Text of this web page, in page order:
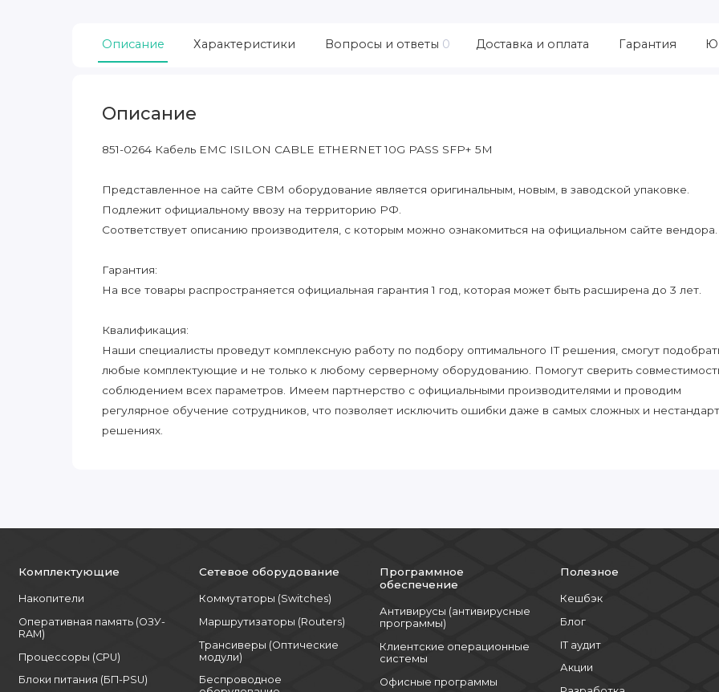
Описание Характеристики Вопросы и ответы 0 Доставка и оплата Гарантия
Описание
851-0264 Кабель EMC ISILON CABLE ETHERNET 10G PASS SFP+ 5M
Представленное на сайте CBM оборудование является оригинальным, новым, в заводской упаковке.
Подлежит официальному ввозу на территорию РФ.
Соответствует описанию производителя, с которым можно ознакомиться на официальном сайте вендора.
Гарантия:
На все товары распространяется официальная гарантия 1 год, которая может быть расширена до 3 лет.
Квалификация:
Наши специалисты проведут комплексную работу по подбору оптимального IT решения, смогут
любые комплектующие и не только к любому серверному оборудованию. Помогут сверить
соблюдением всех параметров. Имеем партнерство с официальными производителями и проводим
регулярное обучение сотрудников, что позволяет исключить ошибки даже в самых сложных и
решениях.
Комплектующие
Накопители
Оперативная память (ОЗУ-
RAM)
Процессоры (CPU)
Блоки питания (БП-PSU)
Сетевое оборудование
Коммутаторы (Switches)
Маршрутизаторы (Routers)
Трансиверы (Оптические
модули)
Беспроводное
Программное
обеспечение
Антивирусы (антивирусные
программы)
Клиентские операционные
системы
Офисные программы
Полезное
Кешбэк
Блог
IT аудит
Акции